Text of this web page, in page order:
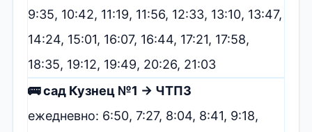
9:35, 10:42, 11:19, 11:56, 12:33, 13:10, 13:47,
14:24, 15:01, 16:07, 16:44, 17:21, 17:58,
18:35, 19:12, 19:49, 20:26, 21:03
🚌 сад Кузнец №1 → ЧТПЗ
ежедневно: 6:50, 7:27, 8:04, 8:41, 9:18,